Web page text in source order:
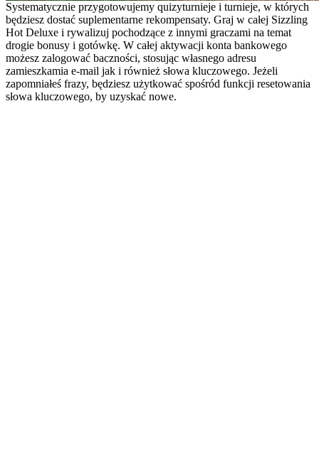
Systematycznie przygotowujemy quizyturnieje i turnieje, w których
będziesz dostać suplementarne rekompensaty. Graj w całej Sizzling
Hot Deluxe i rywalizuj pochodzące z innymi graczami na temat
drogie bonusy i gotówkę. W całej aktywacji konta bankowego
możesz zalogować baczności, stosując własnego adresu
zamieszkamia e-mail jak i również słowa kluczowego. Jeżeli
zapomniałeś frazy, będziesz użytkować spośród funkcji resetowania
słowa kluczowego, by uzyskać nowe.